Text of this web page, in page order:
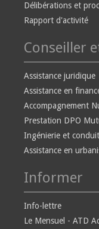
Délibérations et
Rapport d'activité
Conseiller
Assistance juridique
Assistance en
Accompagnement
Prestation DPO
Ingénierie et
Assistance en
Informer
Info-lettre
Le Mensuel - ATD